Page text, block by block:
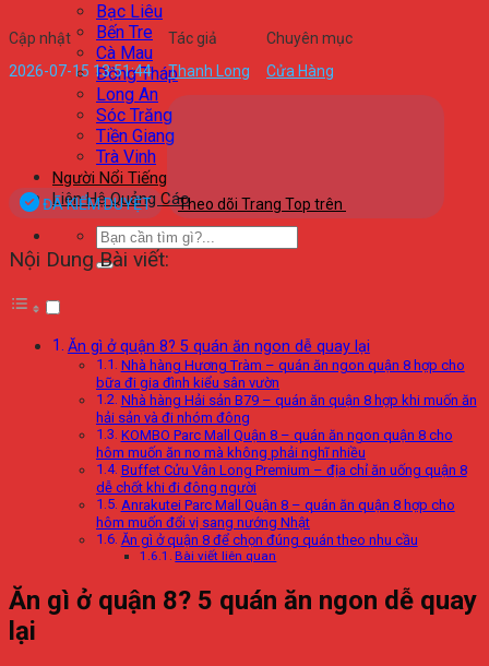
Bạc Liêu
Bến Tre
Cà Mau
Đồng Tháp
Long An
Sóc Trăng
Tiền Giang
Trà Vinh
Người Nổi Tiếng
Liên Hệ Quảng Cáo
Cập nhật
2026-07-15 13:51:44
Tác giả
Thanh Long
Chuyên mục
Cửa Hàng
ĐÃ KIỂM DUYỆT Theo dõi Trang Top trên
Nội Dung Bài viết:
Ăn gì ở quận 8? 5 quán ăn ngon dễ quay lại
Nhà hàng Hương Tràm – quán ăn ngon quận 8 hợp cho
bữa đi gia đình kiểu sân vườn
Nhà hàng Hải sản B79 – quán ăn quận 8 hợp khi muốn ăn
hải sản và đi nhóm đông
KOMBO Parc Mall Quận 8 – quán ăn ngon quận 8 cho
hôm muốn ăn no mà không phải nghĩ nhiều
Buffet Cửu Vân Long Premium – địa chỉ ăn uống quận 8
dễ chốt khi đi đông người
Anrakutei Parc Mall Quận 8 – quán ăn quận 8 hợp cho
hôm muốn đổi vị sang nướng Nhật
Ăn gì ở quận 8 để chọn đúng quán theo nhu cầu
Bài viết liên quan
Ăn gì ở quận 8? 5 quán ăn ngon dễ quay
lại